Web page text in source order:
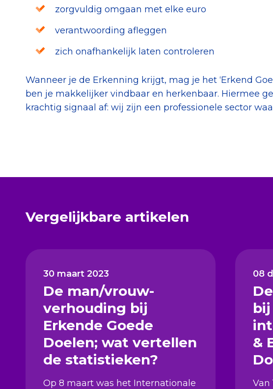
zorgvuldig omgaan met elke euro
verantwoording afleggen
zich onafhankelijk laten controleren
Wanneer je de Erkenning krijgt, mag je het ‘Erkend
ben je makkelijker vindbaar en herkenbaar. Hiermee
krachtig signaal af: wij zijn een professionele sector
Vergelijkbare artikelen
30 maart 2023
De man/vrouw-
verhouding bij
Erkende Goede
Doelen; wat vertellen
de statistieken?
Op 8 maart was het Internationale
08
bij
&
Van